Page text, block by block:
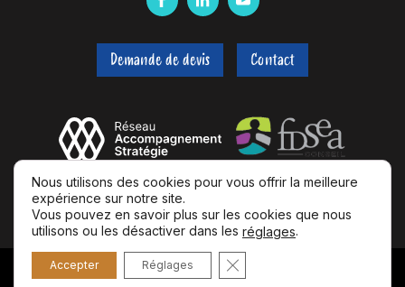
F
c
e
o
k
L
n
k
I
n
Y
u
t
b
e
Demande de devis Contact
© 2026 AS Entreprises
Nous utilisons des cookies pour vous offrir la meilleure
expérience sur notre site.
Vous pouvez en savoir plus sur les cookies que nous
utilisons ou les désactiver dans les réglages.
Accepter Réglages Fermer la bannière des